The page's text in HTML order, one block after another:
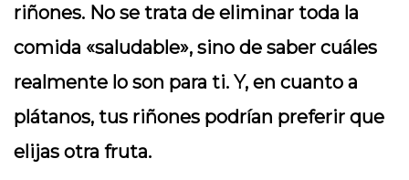
riñones. No se trata de eliminar toda la
comida «saludable», sino de saber cuáles
realmente lo son para ti. Y, en cuanto a
plátanos, tus riñones podrían preferir que
elijas otra fruta.